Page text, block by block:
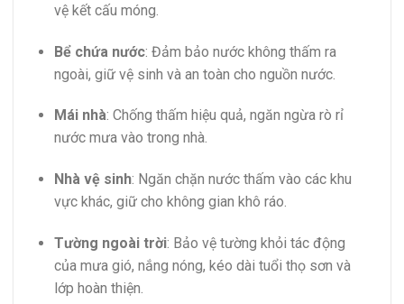
vệ kết cấu móng.
Bể chứa nước: Đảm bảo nước không thấm ra
ngoài, giữ vệ sinh và an toàn cho nguồn nước.
Mái nhà: Chống thấm hiệu quả, ngăn ngừa rò rỉ
nước mưa vào trong nhà.
Nhà vệ sinh: Ngăn chặn nước thấm vào các khu
vực khác, giữ cho không gian khô ráo.
Tường ngoài trời: Bảo vệ tường khỏi tác động
của mưa gió, nắng nóng, kéo dài tuổi thọ sơn và
lớp hoàn thiện.